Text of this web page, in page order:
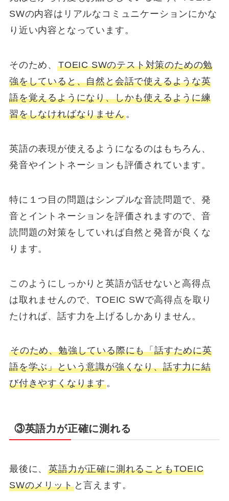
SWの内容はリアルなコミュニケーションにかな
り近い内容となっています。
そのため、 TOEIC SWのテスト対策のための勉
強をしていると、自然と会話で使えるような英
語を覚えるようになり、しかも使えるように練
習をしなければなりません。
英語の表現が使えるようになるのはもちろん、
発音やイントネーションも評価されています。
特に１つ目の問題はシンプルな音読問題で、発
音とイントネーションを評価されますので、音
読問題の対策をしていれば自然と発音が良くな
ります。
このようにしっかりと英語が話せないと高得点
は取れませんので、TOEIC SWで高得点を取り
たければ、話す力を上げるしかありません。
そのため、勉強している際にも「話すために英
語を学ぶ」という意識が強くなり、話す力に結
び付きやすくなります。
③英語力が正確に測れる
最後に、英語力が正確に測れることもTOEIC
SWのメリットと言えます。